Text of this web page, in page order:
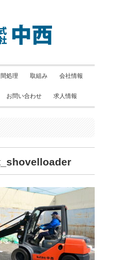
処理 取組み 会社情報
お問い合わせ 求人情報